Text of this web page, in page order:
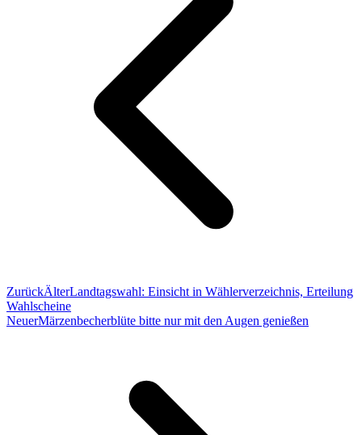
ZurückÄlterLandtagswahl: Einsicht in Wählerverzeichnis, Erteilung
Wahlscheine
NeuerMärzenbecherblüte bitte nur mit den Augen genießen